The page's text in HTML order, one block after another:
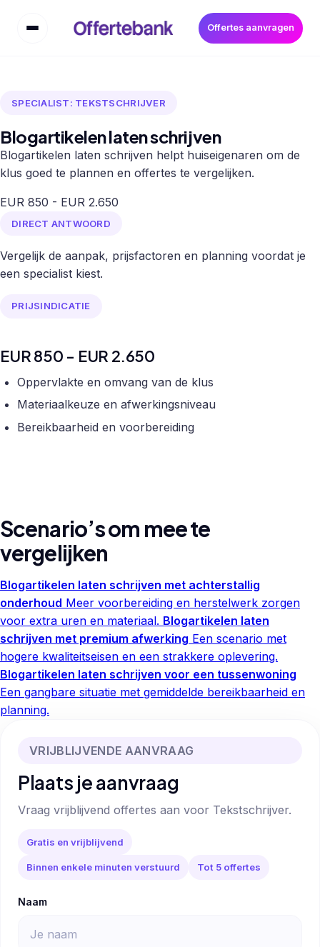
Offertes aanvragen
SPECIALIST: TEKSTSCHRIJVER
Blogartikelen laten schrijven
Blogartikelen laten schrijven helpt huiseigenaren om de
klus goed te plannen en offertes te vergelijken.
EUR 850 - EUR 2.650
DIRECT ANTWOORD
Vergelijk de aanpak, prijsfactoren en planning voordat je
een specialist kiest.
PRIJSINDICATIE
EUR 850 - EUR 2.650
Oppervlakte en omvang van de klus
Materiaalkeuze en afwerkingsniveau
Bereikbaarheid en voorbereiding
Scenario’s om mee te
vergelijken
Blogartikelen laten schrijven met achterstallig
onderhoud Meer voorbereiding en herstelwerk zorgen
voor extra uren en materiaal. Blogartikelen laten
schrijven met premium afwerking Een scenario met
hogere kwaliteitseisen en een strakkere oplevering.
Blogartikelen laten schrijven voor een tussenwoning
Een gangbare situatie met gemiddelde bereikbaarheid en
planning.
VRIJBLIJVENDE AANVRAAG
Plaats je aanvraag
Vraag vrijblijvend offertes aan voor Tekstschrijver.
Gratis en vrijblijvend
Binnen enkele minuten verstuurd Tot 5 offertes
Naam